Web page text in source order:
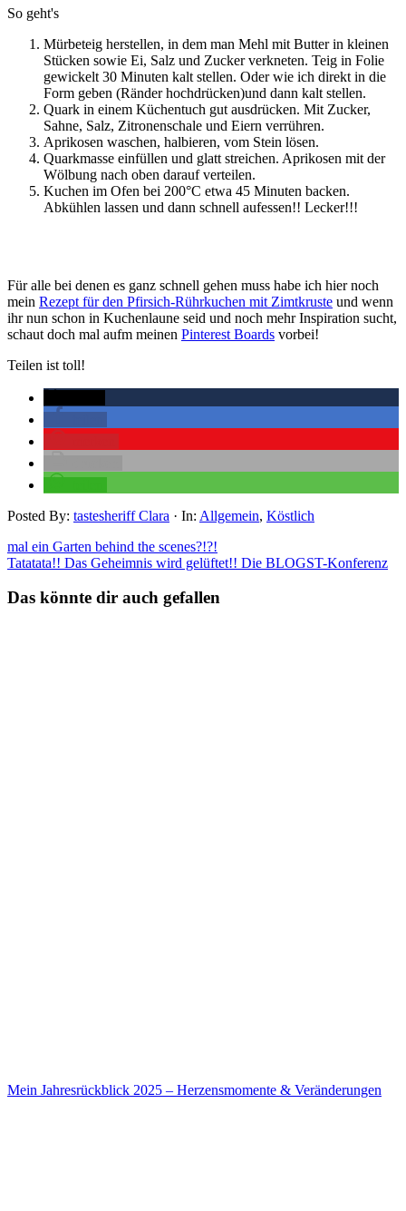
So geht's
Mürbeteig herstellen, in dem man Mehl mit Butter in kleinen
Stücken sowie Ei, Salz und Zucker verkneten. Teig in Folie
gewickelt 30 Minuten kalt stellen. Oder wie ich direkt in die
Form geben (Ränder hochdrücken)und dann kalt stellen.
Quark in einem Küchentuch gut ausdrücken. Mit Zucker,
Sahne, Salz, Zitronenschale und Eiern verrühren.
Aprikosen waschen, halbieren, vom Stein lösen.
Quarkmasse einfüllen und glatt streichen. Aprikosen mit der
Wölbung nach oben darauf verteilen.
Kuchen im Ofen bei 200°C etwa 45 Minuten backen.
Abkühlen lassen und dann schnell aufessen!! Lecker!!!
Für alle bei denen es ganz schnell gehen muss habe ich hier noch
mein Rezept für den Pfirsich-Rührkuchen mit Zimtkruste und wenn
ihr nun schon in Kuchenlaune seid und noch mehr Inspiration sucht,
schaut doch mal aufm meinen Pinterest Boards vorbei!
Teilen ist toll!
Posted By: tastesheriff Clara · In: Allgemein, Köstlich
mal ein Garten behind the scenes?!?!
Tatatata!! Das Geheimnis wird gelüftet!! Die BLOGST-Konferenz
Das könnte dir auch gefallen
Mein Jahresrückblick 2025 – Herzensmomente & Veränderungen